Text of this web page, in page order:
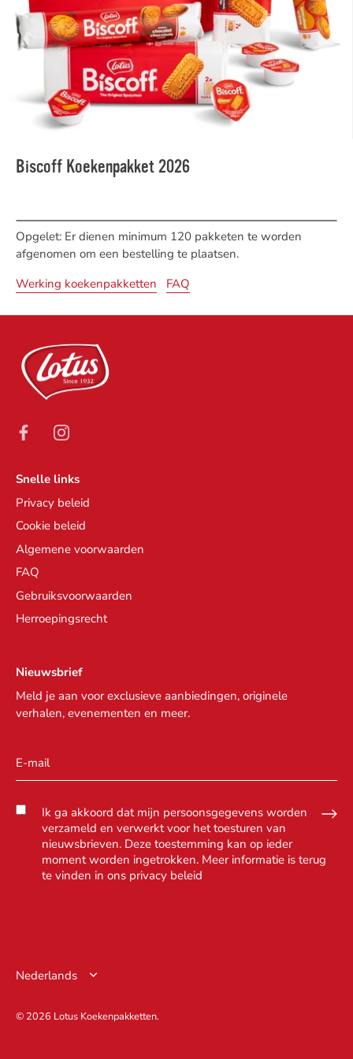
Biscoff Koekenpakket 2026
Opgelet: Er dienen minimum 120 pakketen te worden
afgenomen om een bestelling te plaatsen.
Werking koekenpakketten
FAQ
Snelle links
Privacy beleid
Cookie beleid
Algemene voorwaarden
FAQ
Gebruiksvoorwaarden
Herroepingsrecht
Nieuwsbrief
Meld je aan voor exclusieve aanbiedingen, originele
verhalen, evenementen en meer.
Ik ga akkoord dat mijn persoonsgegevens worden
verzameld en verwerkt voor het toesturen van
nieuwsbrieven. Deze toestemming kan op ieder
moment worden ingetrokken. Meer informatie is terug
te vinden in ons privacy beleid
Taal
Nederlands
© 2026 Lotus Koekenpakketten.